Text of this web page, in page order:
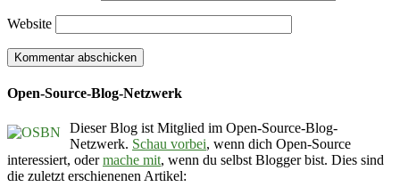
Website
Open-Source-Blog-Netzwerk
Dieser Blog ist Mitglied im Open-Source-Blog-
Netzwerk. Schau vorbei, wenn dich Open-Source
interessiert, odermache mit, wenn du selbst Blogger bist. Dies sind
die zuletzt erschienenen Artikel: